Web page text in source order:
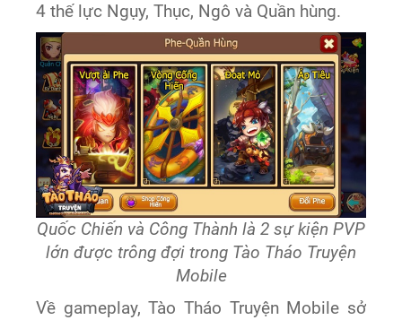
4 thế lực Ngụy, Thục, Ngô và Quần hùng.
Quốc Chiến và Công Thành là 2 sự kiện PVP
lớn được trông đợi trong Tào Tháo Truyện
Mobile
Về gameplay, Tào Tháo Truyện Mobile sở